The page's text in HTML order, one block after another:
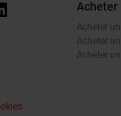
Acheter
Acheter
Acheter
Acheter